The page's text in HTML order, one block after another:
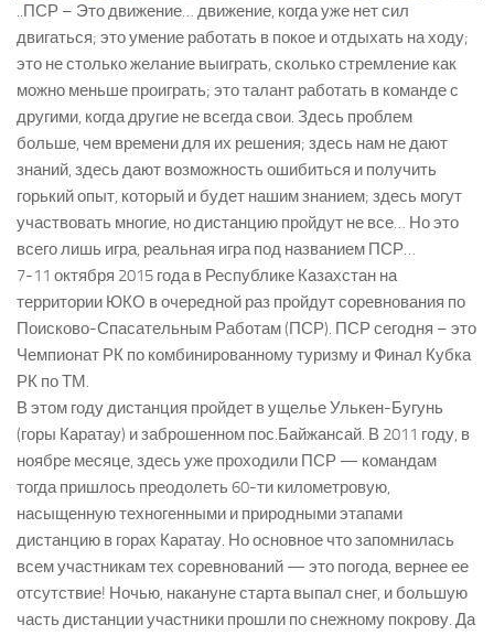
..ПСР – Это движение… движение, когда уже нет сил
двигаться; это умение работать в покое и отдыхать на ходу;
это не столько желание выиграть, сколько стремление как
можно меньше проиграть; это талант работать в команде с
другими, когда другие не всегда свои. Здесь проблем
больше, чем времени для их решения; здесь нам не дают
знаний, здесь дают возможность ошибиться и получить
горький опыт, который и будет нашим знанием; здесь могут
участвовать многие, но дистанцию пройдут не все… Но это
всего лишь игра, реальная игра под названием ПСР…
7-11 октября 2015 года в Республике Казахстан на
территории ЮКО в очередной раз пройдут соревнования по
Поисково-Спасательным Работам (ПСР). ПСР сегодня – это
Чемпионат РК по комбинированному туризму и Финал Кубка
РК по ТМ.
В этом году дистанция пройдет в ущелье Улькен-Бугунь
(горы Каратау) и заброшенном пос.Байжансай. В 2011 году, в
ноябре месяце, здесь уже проходили ПСР — командам
тогда пришлось преодолеть 60-ти километровую,
насыщенную техногенными и природными этапами
дистанцию в горах Каратау. Но основное что запомнилась
всем участникам тех соревнований — это погода, вернее ее
отсутствие! Ночью, накануне старта выпал снег, и большую
часть дистанции участники прошли по снежному покрову. Да